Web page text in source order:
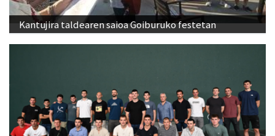
Kantujira taldearen saioa Goiburuko festetan